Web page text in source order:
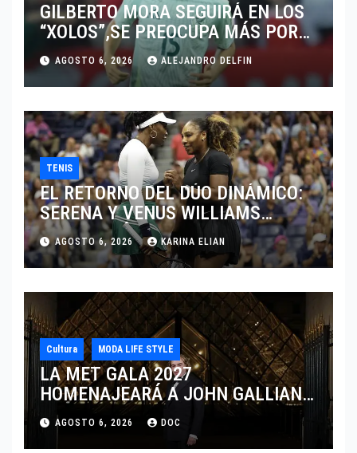
GILBERTO MORA SEGUIRÁ EN LOS
“XOLOS”,SE PREOCUPA MÁS POR
JUGAR EN SU EQUIPO.
AGOSTO 6, 2026 ALEJANDRO DELFIN
TENIS
EL RETORNO DEL DÚO DINÁMICO:
SERENA Y VENUS WILLIAMS
DISPUTARÁN LOS DOBLES EN
CINCINNATI 2026
AGOSTO 6, 2026 KARINA ELIAN
Cultura MODA LIFE STYLE
LA MET GALA 2027
HOMENAJEARÁ A JOHN GALLIANO
MARCANDO EL REGRESO DEL REY
DEL DRAMATISMO
AGOSTO 6, 2026 DOC